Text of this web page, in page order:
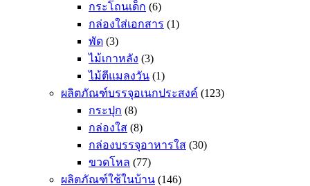
กระโถนเด็ก (6)
กล่องใส่เอกสาร (1)
พัด (3)
ไม้เกาหลัง (3)
ไม้ตีแมลงวัน (1)
ผลิตภัณฑ์บรรจุอเนกประสงค์ (123)
กระปุก (8)
กล่องใส (8)
กล่องบรรจุอาหารใส (30)
ขวดโหล (77)
ผลิตภัณฑ์ใช้ในบ้าน (146)